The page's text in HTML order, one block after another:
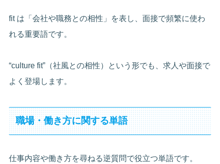
fit は「会社や職務との相性」を表し、面接で頻繁に使わ
れる重要語です。
“culture fit”（社風との相性）という形でも、求人や面接で
よく登場します。
職場・働き方に関する単語
仕事内容や働き方を尋ねる逆質問で役立つ単語です。